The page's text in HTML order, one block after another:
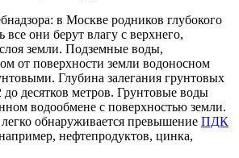
в Москве родников глубокого
все они берут влагу с верхнего,
земли. Подземные воды,
от поверхности земли водоносном
Глубина залегания грунтовых
до десятков метров. Грунтовые воды
водообмене с поверхностью земли.
обнаруживается превышение ПДК
нефтепродуктов, цинка,